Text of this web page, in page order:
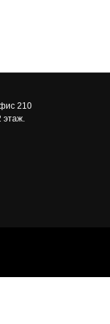
210
этаж.